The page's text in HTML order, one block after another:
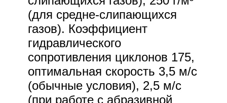
(для средне-слипающихся
газов). Коэффициент
гидравлического
сопротивления циклонов 175,
оптимальная скорость 3,5 м/с
(обычные условия), 2,5 м/с
(при работе с абразивной